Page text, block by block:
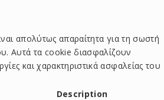
απολύτως απαραίτητα για τη σωστή
Αυτά τα cookie διασφαλίζουν
και χαρακτηριστικά ασφαλείας του
Description